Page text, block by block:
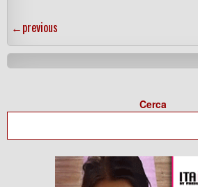
←previous
Cerca